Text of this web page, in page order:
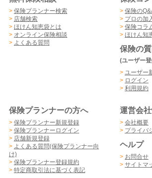
> 保険プランナー検索
> 店舗検索
> ほけん知恵袋とは
> オンライン保険相談
> よくある質問
> 保険の
> プロの加
> 保険コラ
> ほけん知
保険の
(ユーザー
> ユーザー
> ログイン
> 利用規約
保険プランナーの方へ
> 保険プランナー新規登録
> 保険プランナーログイン
> 店舗新規登録
> よくある質問(保険プランナー向
け)
> 保険プランナー登録規約
> 特定商取引法に基づく表記
運営会
> 会社概要
> プライバ
ヘルプ
> お問合せ
> サイトマ